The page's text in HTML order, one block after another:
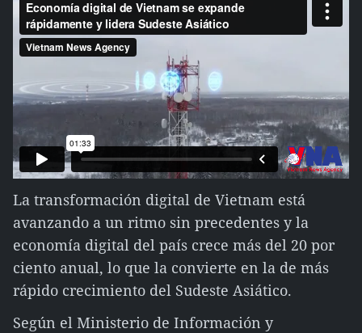
La transformación digital de Vietnam está
avanzando a un ritmo sin precedentes y la
economía digital del país crece más del 20 por
ciento anual, lo que la convierte en la de más
rápido crecimiento del Sudeste Asiático.
Según el Ministerio de Información y